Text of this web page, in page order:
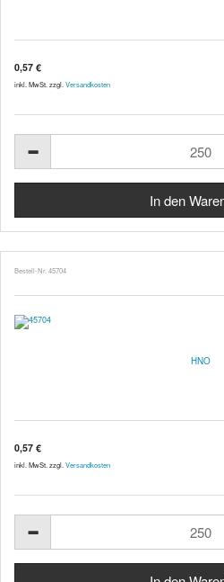
0,57 €
inkl. MwSt. zzgl. Versandkosten
Bestell-Nr. 45704
HNO
0,57 €
inkl. MwSt. zzgl. Versandkosten